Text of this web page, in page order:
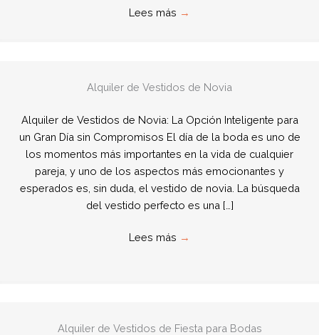
Lees más →
Alquiler de Vestidos de Novia
Alquiler de Vestidos de Novia: La Opción Inteligente para
un Gran Día sin Compromisos El día de la boda es uno de
los momentos más importantes en la vida de cualquier
pareja, y uno de los aspectos más emocionantes y
esperados es, sin duda, el vestido de novia. La búsqueda
del vestido perfecto es una […]
Lees más →
Alquiler de Vestidos de Fiesta para Bodas